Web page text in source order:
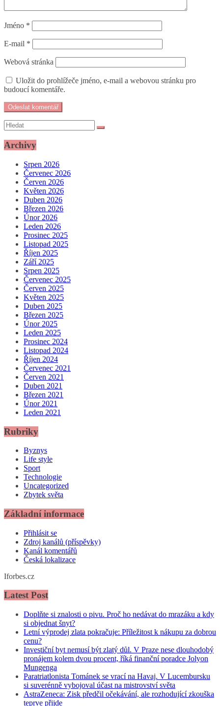
Jméno *
E-mail *
Webová stránka
Uložit do prohlížeče jméno, e-mail a webovou stránku pro
budoucí komentáře.
Archivy
Srpen 2026
Červenec 2026
Červen 2026
Květen 2026
Duben 2026
Březen 2026
Únor 2026
Leden 2026
Prosinec 2025
Listopad 2025
Říjen 2025
Září 2025
Srpen 2025
Červenec 2025
Červen 2025
Květen 2025
Duben 2025
Březen 2025
Únor 2025
Leden 2025
Prosinec 2024
Listopad 2024
Říjen 2024
Červenec 2021
Červen 2021
Duben 2021
Březen 2021
Únor 2021
Leden 2021
Rubriky
Byznys
Life style
Sport
Technologie
Uncategorized
Zbytek světa
Základní informace
Přihlásit se
Zdroj kanálů (příspěvky)
Kanál komentářů
Česká lokalizace
Iforbes.cz
Latest Post
Doplňte si znalosti o pivu. Proč ho nedávat do mrazáku a kdy
si objednat šnyt?
Letní výprodej zlata pokračuje: Příležitost k nákupu za dobrou
cenu?
Investiční byt nemusí být zlatý důl. V Praze nese dlouhodobý
pronájem kolem dvou procent, říká finanční poradce Jolyon
Mungenga
Paratriatlonista Tománek se vrací na Havaj. V Lucembursku
si suverénně vybojoval účast na mistrovství světa
AstraZeneca: Zisk předčil očekávání, ale rozhodující zkouška
teprve přijde